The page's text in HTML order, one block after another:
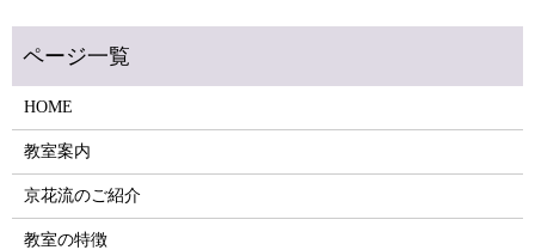
HOME
教室案内
京花流のご紹介
教室の特徴